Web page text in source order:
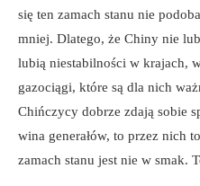
się ten zamach stanu nie
mniej. Dlatego, że Chiny nie
lubią niestabilności w krajach,
gazociągi, które są dla nich
Chińczycy dobrze zdają sobie
wina generałów, to przez nich
zamach stanu jest nie w smak.